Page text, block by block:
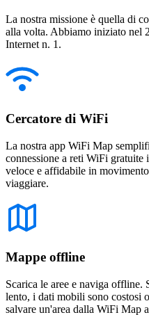
La nostra missione è quella di
alla volta. Abbiamo iniziato nel
Internet n. 1.
Cercatore di WiFi
La nostra app WiFi Map
connessione a reti WiFi gratuite
veloce e affidabile in
viaggiare.
Mappe offline
Scarica le aree e naviga offline.
lento, i dati mobili sono costosi
salvare un'area dalla WiFi Map